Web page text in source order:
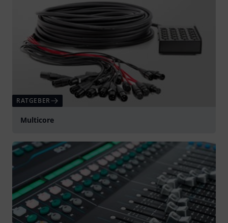
RATGEBER
Multicore